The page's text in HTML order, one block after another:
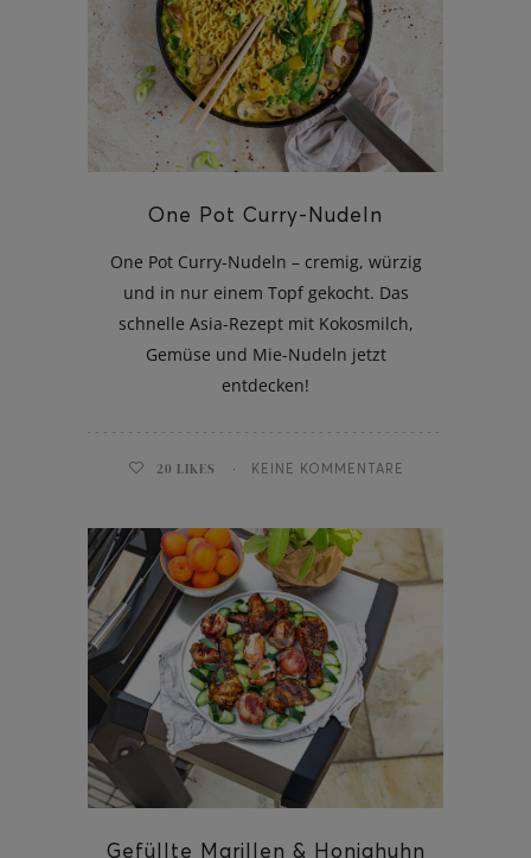
One Pot Curry-Nudeln
One Pot Curry-Nudeln – cremig, würzig
und in nur einem Topf gekocht. Das
schnelle Asia-Rezept mit Kokosmilch,
Gemüse und Mie-Nudeln jetzt
entdecken!
20 LIKES KEINE KOMMENTARE
Gefüllte Marillen & Honighuhn